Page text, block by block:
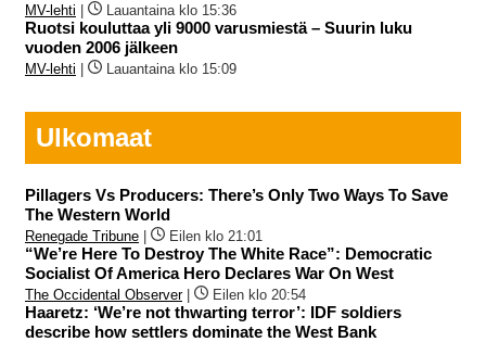
MV-lehti Lauantaina klo 15:36
Ruotsi kouluttaa yli 9000 varusmiestä – Suurin luku
vuoden 2006 jälkeen
MV-lehti Lauantaina klo 15:09
Ulkomaat
Pillagers Vs Producers: There’s Only Two Ways To Save
The Western World
Renegade Tribune Eilen klo 21:01
“We’re Here To Destroy The White Race”: Democratic
Socialist Of America Hero Declares War On West
The Occidental Observer| Eilen klo 20:54
Haaretz: ‘We’re not thwarting terror’: IDF soldiers
describe how settlers dominate the West Bank